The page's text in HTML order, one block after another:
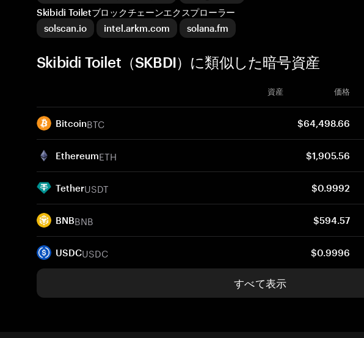
Skibidi Toiletブロックチェーンエクスプローラー
solscan.io
intel.arkm.com solana.fm
Skibidi Toilet（SKBDI）に類似した暗号資産
資産 価格
BitcoinBTC $64,498.66
EthereumETH $1,905.56
TetherUSDT $0.9992
BNBBNB $594.57
USDCUSDC $0.9996
すべて表示